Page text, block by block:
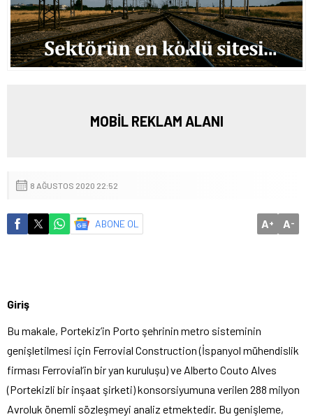
MOBİL REKLAM ALANI
8 AĞUSTOS 2020 22:52
ABONE OL A+ A-
Giriş
Bu makale, Portekiz’in Porto şehrinin metro sisteminin
genişletilmesi için Ferrovial Construction (İspanyol mühendislik
firması Ferrovial’in bir yan kuruluşu) ve Alberto Couto Alves
(Portekizli bir inşaat şirketi) konsorsiyumuna verilen 288 milyon
Avroluk önemli sözleşmeyi analiz etmektedir. Bu genişleme,